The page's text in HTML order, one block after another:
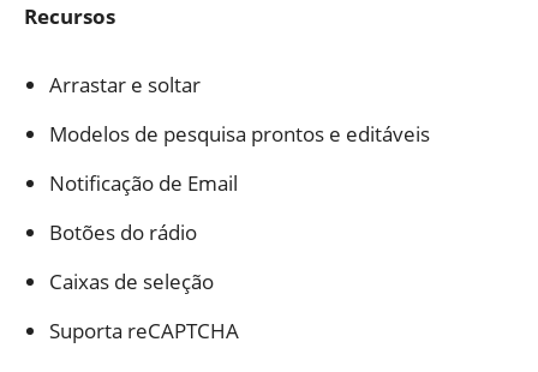
Recursos
Arrastar e soltar
Modelos de pesquisa prontos e editáveis
Notificação de Email
Botões do rádio
Caixas de seleção
Suporta reCAPTCHA